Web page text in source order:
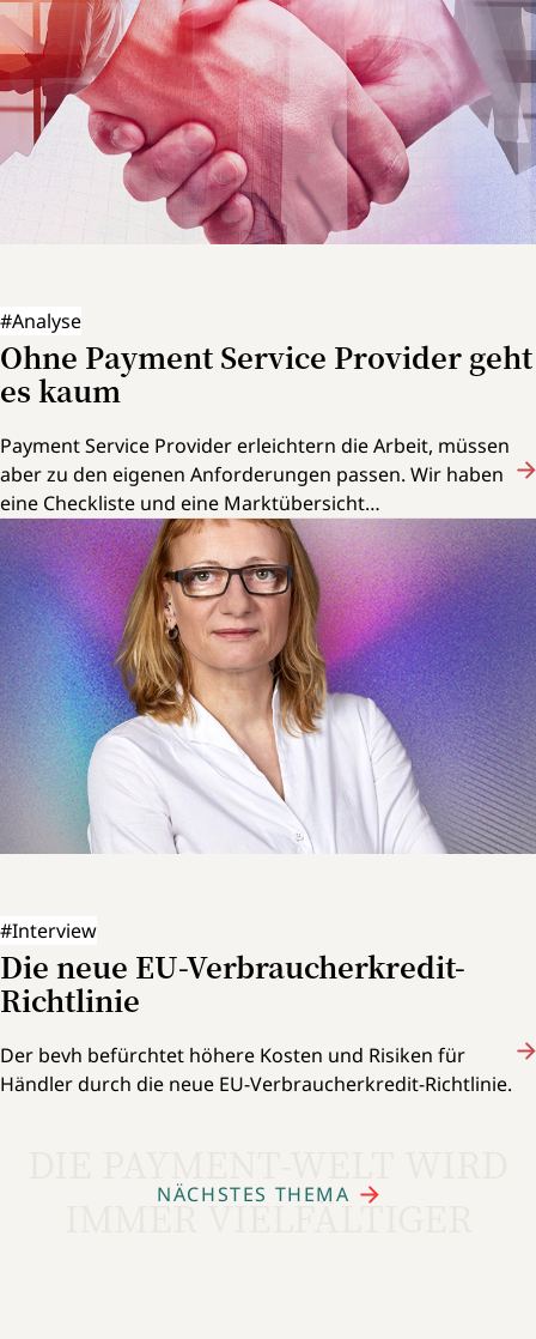
#Analyse
Ohne Payment Service Provider geht
es kaum
Payment Service Provider erleichtern die Arbeit, müssen
aber zu den eigenen Anforderungen passen. Wir haben
eine Checkliste und eine Marktübersicht
zusammengestellt, um bei der Auswahl zu unterstützen
#Interview
Die neue EU-Verbraucherkredit-
Richtlinie
Der bevh befürchtet höhere Kosten und Risiken für
Händler durch die neue EU-Verbraucherkredit-Richtlinie.
IMMER VIELFÄLTIGER
NÄCHSTES THEMA